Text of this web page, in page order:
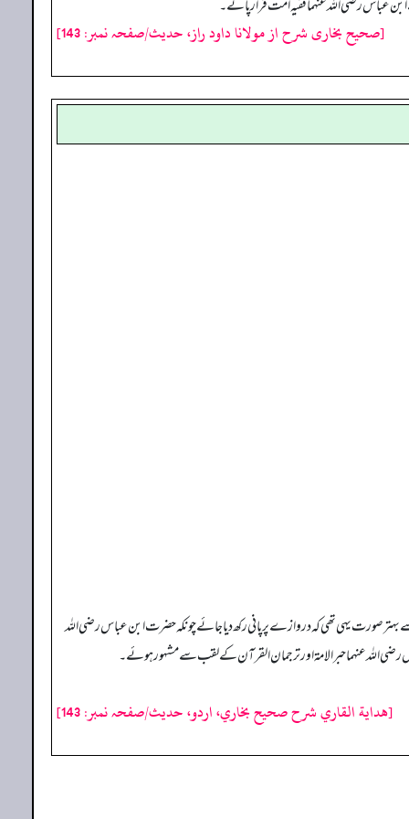
ابن عباس رضی اللہ عنہما فقیہ امت قرار پائے۔
[صحیح بخاری شرح از مولانا داود راز، حدیث/صفحہ نمبر: 143]
صورت یہی تھی کہ دروازے پر پانی رکھ دیا جائے چونکہ حضرت ابن عباس رضی اللہ
رضی اللہ عنہما حبر الامۃ اور ترجمان القرآن کے لقب سے مشہور ہوئے۔
[هداية القاري شرح صحيح بخاري، اردو، حدیث/صفحہ نمبر: 143]